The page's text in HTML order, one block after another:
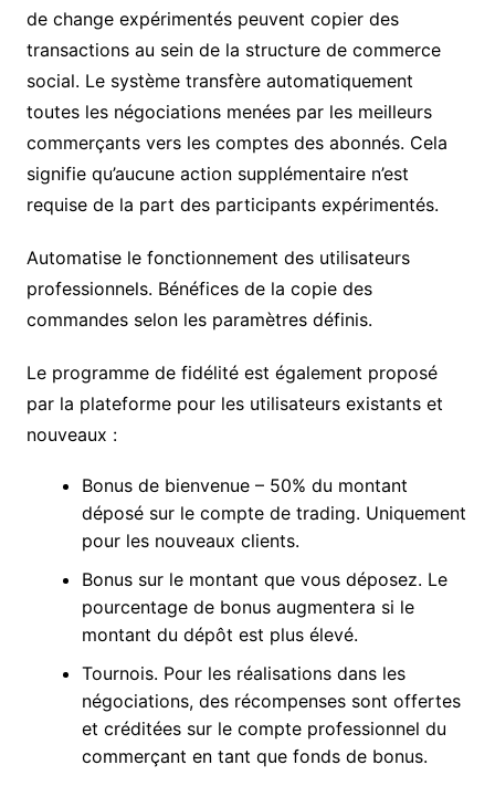
de change expérimentés peuvent copier des
transactions au sein de la structure de commerce
social. Le système transfère automatiquement
toutes les négociations menées par les meilleurs
commerçants vers les comptes des abonnés. Cela
signifie qu’aucune action supplémentaire n’est
requise de la part des participants expérimentés.
Automatise le fonctionnement des utilisateurs
professionnels. Bénéfices de la copie des
commandes selon les paramètres définis.
Le programme de fidélité est également proposé
par la plateforme pour les utilisateurs existants et
nouveaux :
Bonus de bienvenue – 50% du montant
déposé sur le compte de trading. Uniquement
pour les nouveaux clients.
Bonus sur le montant que vous déposez. Le
pourcentage de bonus augmentera si le
montant du dépôt est plus élevé.
Tournois. Pour les réalisations dans les
négociations, des récompenses sont offertes
et créditées sur le compte professionnel du
commerçant en tant que fonds de bonus.